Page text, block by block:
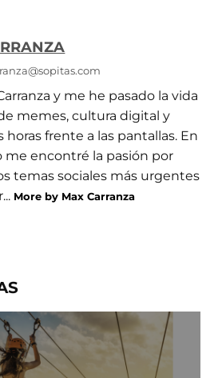
y me he pasado la vida
memes, cultura digital y
horas frente a las pantallas. En
me encontré la pasión por
temas sociales más urgentes
More by Max Carranza